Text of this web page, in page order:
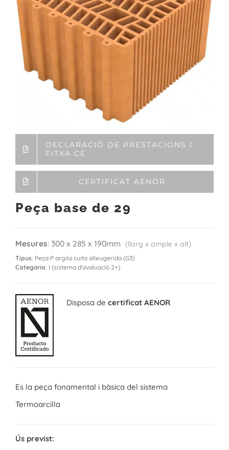
DECLARACIÓ DE PRESTACIONS I
FITXA CE
CERTIFICAT AENOR
Peça base de 29
Mesures: 300 x 285 x 190mm (llarg x ample x alt)
Tipus: Peça P argila cuita alleugerida (G3)
Categoria: I (sistema d'avaluació 2+)
Disposa de certificat AENOR
Es la peça fonamental i bàsica del sistema
Termoarcilla
Ús previst: